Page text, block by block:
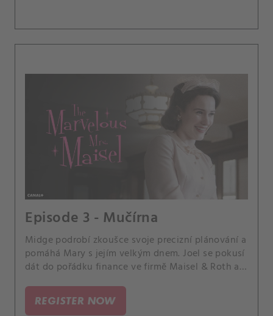
Episode 3 - Mučírna
Midge podrobí zkoušce svoje precizní plánování a
pomáhá Mary s jejím velkým dnem. Joel se pokusí
dát do pořádku finance ve firmě Maisel & Roth a
REGISTER NOW